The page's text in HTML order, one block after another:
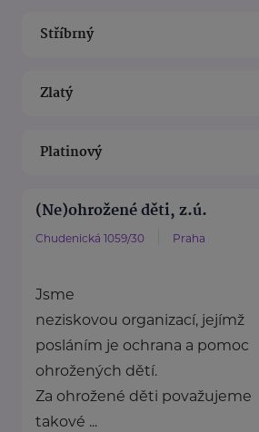
Stříbrný
Zlatý
Platinový
(Ne)ohrožené děti, z.ú.
Chudenická 1059/30 Praha
Jsme
neziskovou organizací, jejímž
posláním je ochrana a pomoc
ohrožených dětí.
Za ohrožené děti považujeme
takové ...